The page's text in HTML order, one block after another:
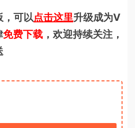
，可以点击这里升级成为V
免费下载 ，欢迎持续关注，